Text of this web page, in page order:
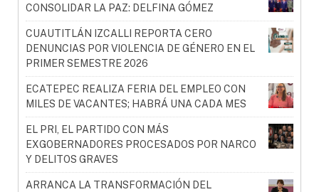
CONSOLIDAR LA PAZ: DELFINA GÓMEZ
CUAUTITLÁN IZCALLI REPORTA CERO
DENUNCIAS POR VIOLENCIA DE GÉNERO EN EL
PRIMER SEMESTRE 2026
ECATEPEC REALIZA FERIA DEL EMPLEO CON
MILES DE VACANTES; HABRÁ UNA CADA MES
EL PRI, EL PARTIDO CON MÁS
EXGOBERNADORES PROCESADOS POR NARCO
Y DELITOS GRAVES
ARRANCA LA TRANSFORMACIÓN DEL